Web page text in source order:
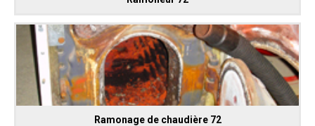
Ramonage de chaudière 72